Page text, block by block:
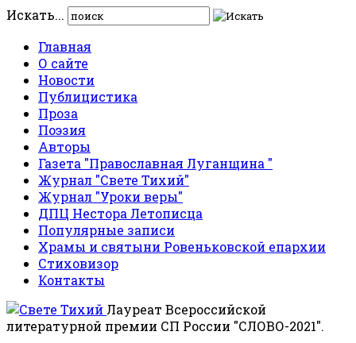
Искать...
Главная
О сайте
Новости
Публицистика
Проза
Поэзия
Авторы
Газета "Православная Луганщина "
Журнал "Свете Тихий"
Журнал "Уроки веры"
ДПЦ Нестора Летописца
Популярные записи
Храмы и святыни Ровеньковской епархии
Стиховизор
Контакты
Лауреат Всероссийской
литературной премии СП России "СЛОВО-2021".